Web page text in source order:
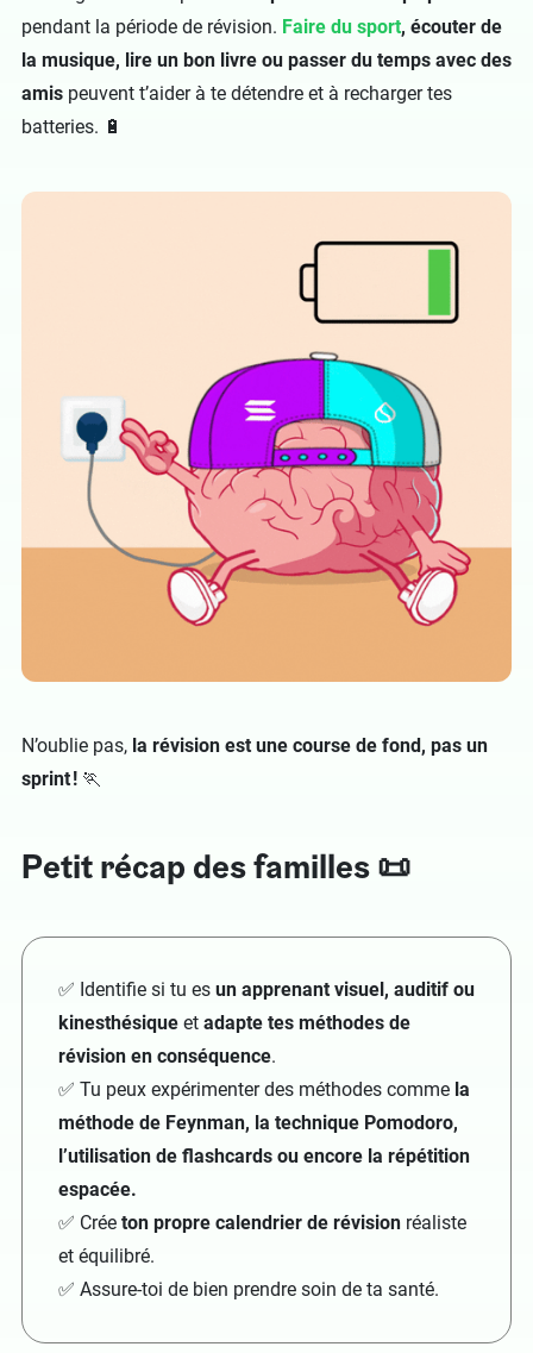
pendant la période de révision. Faire du sport, écouter de
la musique, lire un bon livre ou passer du temps avec des
amis peuvent t’aider à te détendre et à recharger tes
batteries. 🔋
N’oublie pas, la révision est une course de fond, pas un
sprint ! 🏃
Petit récap des familles 📜
✅ Identifie si tu es un apprenant visuel, auditif ou
kinesthésique et adapte tes méthodes de
révision en conséquence.
✅ Tu peux expérimenter des méthodes comme la
méthode de Feynman, la technique Pomodoro,
l’utilisation de flashcards ou encore la répétition
espacée.
✅ Crée ton propre calendrier de révision réaliste
et équilibré.
✅ Assure-toi de bien prendre soin de ta santé.